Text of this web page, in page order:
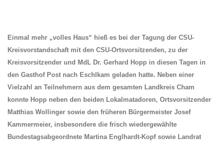
Einmal mehr „volles Haus“ hieß es bei der Tagung der CSU-
Kreisvorstandschaft mit den CSU-Ortsvorsitzenden, zu der
Kreisvorsitzender und MdL Dr. Gerhard Hopp in diesen Tagen in
den Gasthof Post nach Eschlkam geladen hatte. Neben einer
Vielzahl an Teilnehmern aus dem gesamten Landkreis Cham
konnte Hopp neben den beiden Lokalmatadoren, Ortsvorsitzender
Matthias Wollinger sowie den früheren Bürgermeister Josef
Kammermeier, insbesondere die frisch wiedergewählte
Bundestagsabgeordnete Martina Englhardt-Kopf sowie Landrat